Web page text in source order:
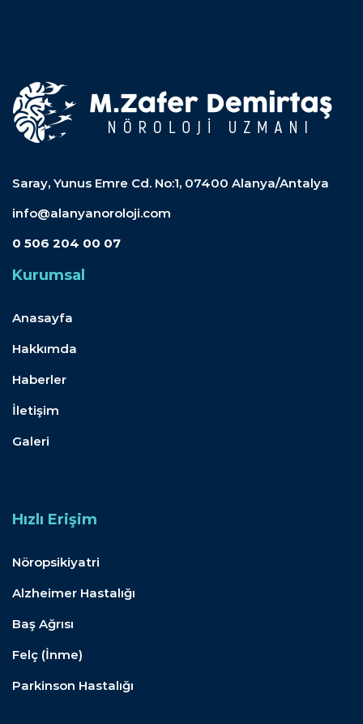
Saray, Yunus Emre Cd. No:1, 07400 Alanya/Antalya
info@alanyanoroloji.com
0 506 204 00 07
Kurumsal
Anasayfa
Hakkımda
Haberler
İletişim
Galeri
Hızlı Erişim
Nöropsikiyatri
Alzheimer Hastalığı
Baş Ağrısı
Felç (İnme)
Parkinson Hastalığı